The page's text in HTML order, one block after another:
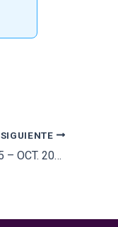
SIGUIENTE
Revista para adolescentes ¡Hablemos de sexo! No. 5 – OCT. 2020